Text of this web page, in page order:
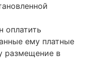
оплатить
ему платные
размещение в